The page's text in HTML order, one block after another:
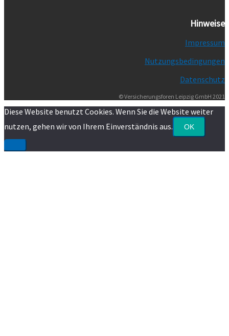
Hinweise
Impressum
Nutzungsbedingungen
Datenschutz
© Versicherungsforen Leipzig GmbH 2021
Diese Website benutzt Cookies. Wenn Sie die Website weiter
nutzen, gehen wir von Ihrem Einverständnis aus.
OK